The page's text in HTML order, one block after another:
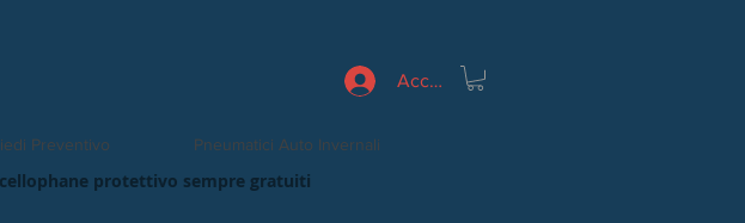
Accedi
Preventivo Pneumatici Auto Invernali
protettivo sempre gratuiti